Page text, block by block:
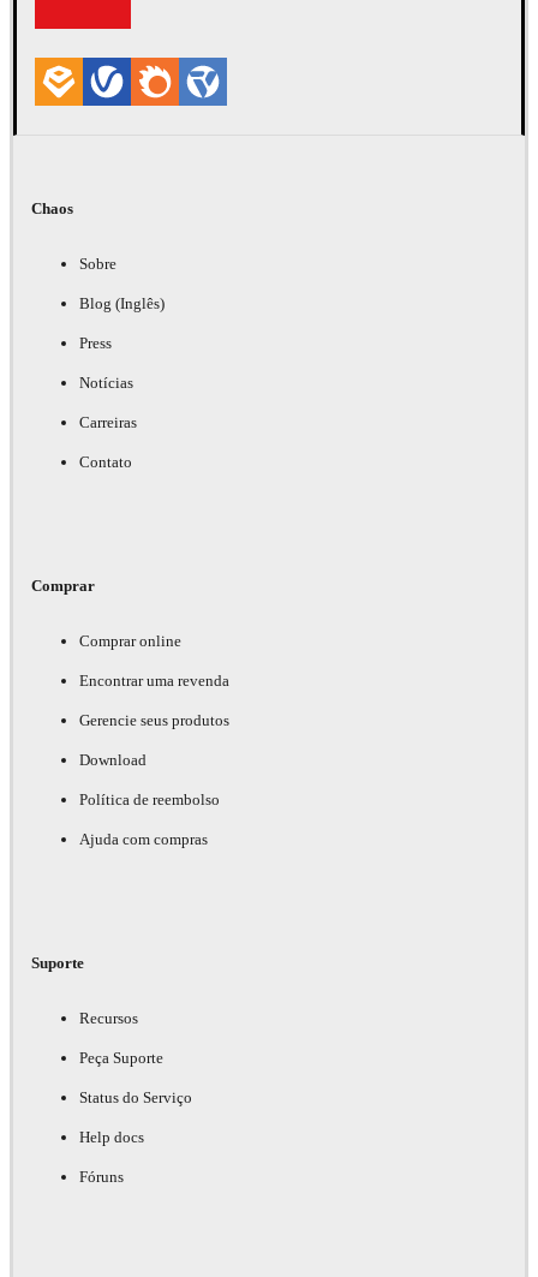
Chaos
Sobre
Blog (Inglês)
Press
Notícias
Carreiras
Contato
Comprar
Comprar online
Encontrar uma revenda
Gerencie seus produtos
Download
Política de reembolso
Ajuda com compras
Suporte
Recursos
Peça Suporte
Status do Serviço
Help docs
Fóruns